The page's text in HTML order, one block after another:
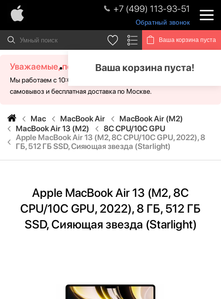
+7 (499) 113-93-51
Обратный звонок
Ваша корзина пуста
Ваша корзина пуста!
Уважаемые, посетители!
Мы работаем с 10:00 - 21:00 без выходных. Для Вас доступен
самовывоз и бесплатная доставка по Москве.
Mac MacBook Air
MacBook Air (M2)
MacBook Air 13 (M2)
8C CPU/10C GPU
Apple MacBook Air 13 (M2, 8C CPU/10C GPU, 2022), 8
ГБ, 512 ГБ SSD, Сияющая звезда (Starlight)
Apple MacBook Air 13 (M2, 8C
CPU/10C GPU, 2022), 8 ГБ, 512 ГБ
SSD, Сияющая звезда (Starlight)